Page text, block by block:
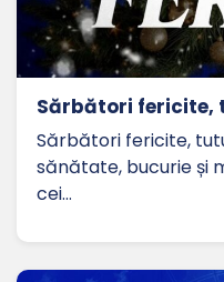
Sărbători fericite,
Sărbători fericite,
sănătate, bucurie și
cei…